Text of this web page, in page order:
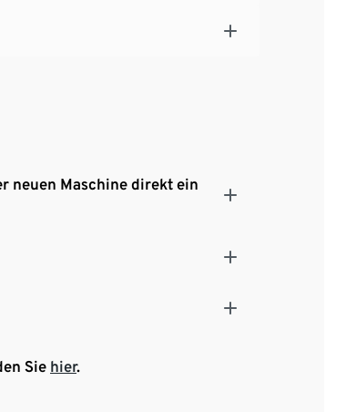
neuen Maschine direkt ein
Sie hier.